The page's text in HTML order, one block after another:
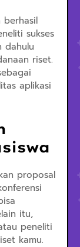
berhasil
sukses
dahulu
riset.
aplikasi
proposal
itu,
peneliti
kamu.